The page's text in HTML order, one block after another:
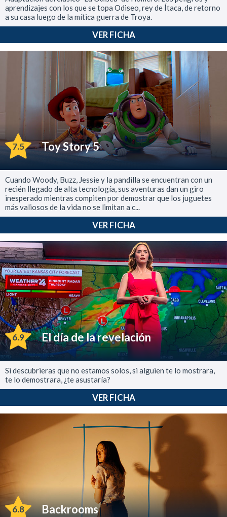
aprendizajes con los que se topa Odiseo, rey de Ítaca, de retorno
a su casa luego de la mítica guerra de Troya.
VER FICHA
7.5 Toy Story 5
Cuando Woody, Buzz, Jessie y la pandilla se encuentran con un
recién llegado de alta tecnología, sus aventuras dan un giro
inesperado mientras compiten por demostrar que los juguetes
más valiosos de la vida no se limitan a c...
VER FICHA
6.9 El día de la revelación
Si descubrieras que no estamos solos, si alguien te lo mostrara,
te lo demostrara, ¿te asustaría?
VER FICHA
6.8 Backrooms